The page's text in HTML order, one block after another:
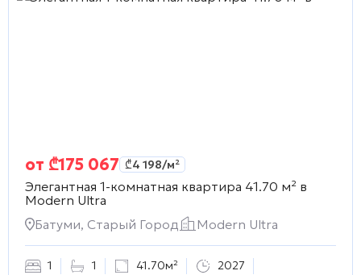
от ₾175 067 ₾4 198/м²
Элегантная 1-комнатная квартира 41.70 м² в
Modern Ultra
Батуми, Старый Город
Modern Ultra
1 1 41.70м² 2027